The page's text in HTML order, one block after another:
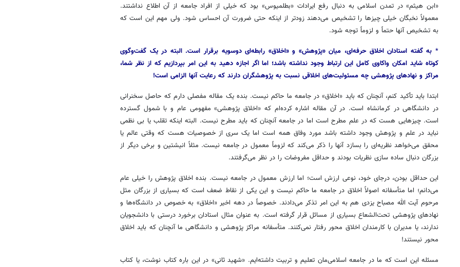
«ابن هیثم» در تمدن اسلامی به دنبال رفع ایرادات «بطلمیوس» بود که خیلی از افراد جامعه از آن اطلاع نداشتند.
معمولاً نخبگان خیلی چیزها را تشخیص می‌دهند زودتر از اینکه حتی ضرورت آن احساس شود. ولی مهم این است که
به تشخیص آنها حتماً و لزوماً توجه شود.
*به گفته استادان اخلاق حرفه‌ای، میان «پژوهش» و «اخلاق» رابطه‌ای دوسویه برقرار است. البته در یک گفت‌وگوی
کوتاه شاید امکان واکاوی کامل این ارتباط وجود نداشته باشد؛ اما اگر اجازه دهید به این امر بپردازیم که از نظر شما،
مراکز و نهادهای پژوهشی چه مسئولیت‌های اخلاقی نسبت به پژوهشگران دارند که رعایت آنها الزامی است!
ابتدا باید تأکید کنم، آنچنان که باید «اخلاق» در جامعه ما حاکم نیست. بنده یک مقاله مفصلی دارم که حاصل سخنرانی
در دانشگاهی در کرمانشاه است. در آن مقاله اشاره کرده‌ام که «اخلاق پژوهشی» مفهومی عام و با شمول گسترده
است. چیزهایی هست که در علم مطرح است اما در جامعه آنچنان که باید مطرح نیست. البته اینکه تقلب یا بی نظمی
نباید در علم و پژوهش وجود داشته باشد مورد وفاق همه است اما یک سری از خصوصیات هست که وقتی عالم یا
محقق می‌خواهد نظریه‌ای را بسازد آنها را ذکر می‌کند که لزوماً معمول در جامعه نیست. مثلاً انیشتین و برخی دیگر از
بزرگان دنبال ساده سازی نظریات بودند و حداقل مفروضات را در نظر می‌گرفتند.
این حداقل بودن، درجای خود، نوعی ارزش است؛ اما ارزش معمول در جامعه نیست. بنده اخلاق پژوهش را خیلی عام
می‌دانم؛ اما متأسفانه اصولاً اخلاق در جامعه ما حاکم نیست و این یکی از نقاط ضعف است که بسیاری از بزرگان مثل
مرحوم آیت الله مصباح یزدی هم به این امر تذکر می‌دادند. خصوصاً در دهه اخیر «اخلاق» به خصوص در دانشگاه‌ها و
نهادهای پژوهشی تحت‌الشعاع بسیاری از مسائل قرار گرفته است. به عنوان مثال استادان برخورد درستی با دانشجویان
ندارند، یا مدیران با کارمندان اخلاق محور رفتار نمی‌کنند. متأسفانه مراکز پژوهشی و دانشگاهی ما آنچنان که باید اخلاق
محور نیستند!
مسئله این است که ما در جامعه اسلامی‌مان تعلیم و تربیت داشته‌ایم. «شهید ثانی» در این باره کتاب نوشت، یا کتاب